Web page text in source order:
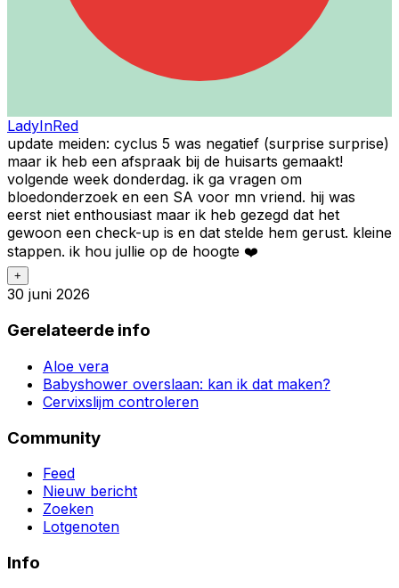
LadyInRed
update meiden: cyclus 5 was negatief (surprise surprise)
maar ik heb een afspraak bij de huisarts gemaakt!
volgende week donderdag. ik ga vragen om
bloedonderzoek en een SA voor mn vriend. hij was
eerst niet enthousiast maar ik heb gezegd dat het
gewoon een check-up is en dat stelde hem gerust. kleine
stappen. ik hou jullie op de hoogte ❤️
+
30 juni 2026
Gerelateerde info
Aloe vera
Babyshower overslaan: kan ik dat maken?
Cervixslijm controleren
Community
Feed
Nieuw bericht
Zoeken
Lotgenoten
Info